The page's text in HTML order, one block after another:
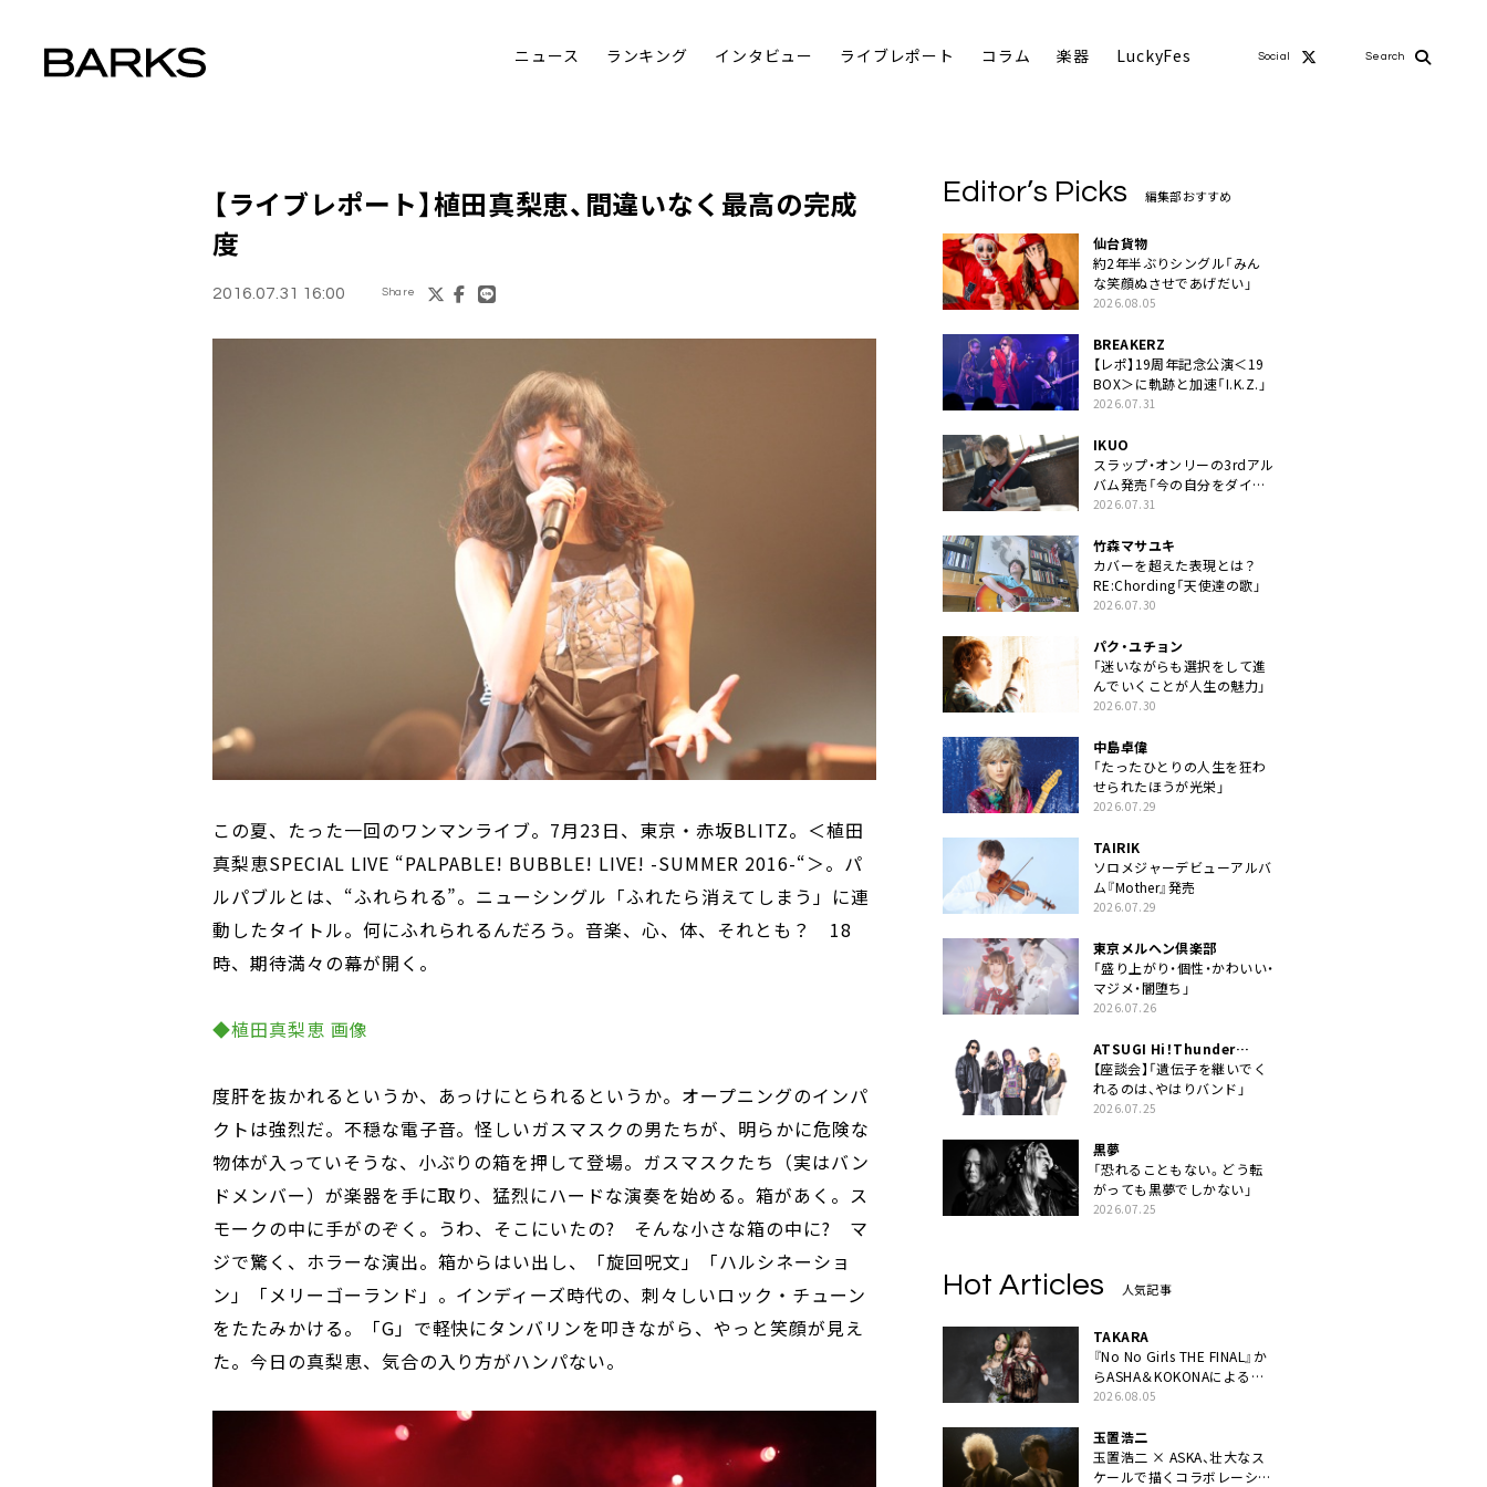
ニュース ランキング インタビュー ライブレポート コラム 楽器 LuckyFes Social Search
【ライブレポート】植田真梨恵、間違いなく最高の完成
度
2016.07.31 16:00 Share
この夏、たった一回のワンマンライブ。7月23日、東京・赤坂BLITZ。＜植田
真梨恵SPECIAL LIVE “PALPABLE! BUBBLE! LIVE! -SUMMER 2016-“＞。パ
ルパブルとは、“ふれられる”。ニューシングル「ふれたら消えてしまう」に連
動したタイトル。何にふれられるんだろう。音楽、心、体、それとも？ 18
時、期待満々の幕が開く。
◆植田真梨恵 画像
度肝を抜かれるというか、あっけにとられるというか。オープニングのインパ
クトは強烈だ。不穏な電子音。怪しいガスマスクの男たちが、明らかに危険な
物体が入っていそうな、小ぶりの箱を押して登場。ガスマスクたち（実はバン
ドメンバー）が楽器を手に取り、猛烈にハードな演奏を始める。箱があく。ス
モークの中に手がのぞく。うわ、そこにいたの? そんな小さな箱の中に? マ
ジで驚く、ホラーな演出。箱からはい出し、「旋回呪文」「ハルシネーショ
ン」「メリーゴーランド」。インディーズ時代の、刺々しいロック・チューン
をたたみかける。「G」で軽快にタンバリンを叩きながら、やっと笑顔が見え
た。今日の真梨恵、気合の入り方がハンパない。
Editor’s Picks 編集部おすすめ
仙台貨物
約2年半ぶりシングル「みん
な笑顔ぬさせであげだい」
2026.08.05
BREAKERZ
【レポ】19周年記念公演＜19
BOX＞に軌跡と加速「I.K.Z.」
2026.07.31
IKUO
スラップ・オンリーの3rdアル
バム発売「今の自分をダイレ
クトに」
2026.07.31
竹森マサユキ
カバーを超えた表現とは？
RE:Chording「天使達の歌」
2026.07.30
パク・ユチョン
「迷いながらも選択をして進
んでいくことが人生の魅力」
2026.07.30
中島卓偉
「たったひとりの人生を狂わ
せられたほうが光栄」
2026.07.29
TAIRIK
ソロメジャーデビューアルバ
ム『Mother』発売
2026.07.29
東京メルヘン倶楽部
「盛り上がり・個性・かわいい・
マジメ・闇堕ち」
2026.07.26
ATSUGI Hi！Thunder
Rock Festival
【座談会】「遺伝子を継いでく
れるのは、やはりバンド」
2026.07.25
黒夢
「恐れることもない。どう転
がっても黒夢でしかない」
2026.07.25
Hot Articles 人気記事
TAKARA
『No No Girls THE FINAL』か
らASHA＆KOKONAによるユ
ニット・TAKARAがデビュー
2026.08.05
玉置浩二
玉置浩二 × ASKA、壮大なス
ケールで描くコラボレーショ